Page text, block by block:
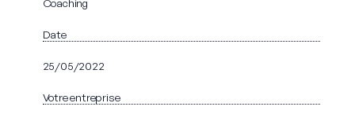
Date
25/05/2022
Votre entreprise